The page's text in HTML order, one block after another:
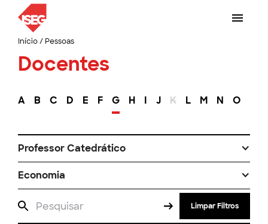
Início/ Pessoas
Docentes
A B C D E F G H I J K L M N O
Professor Catedrático
Economia
Limpar Filtros